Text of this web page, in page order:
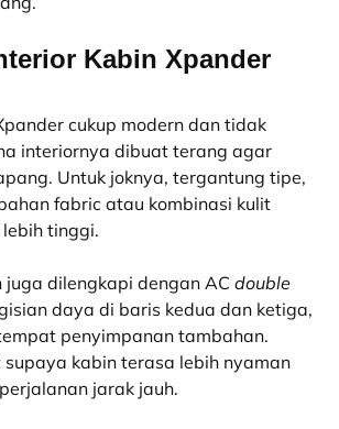
Kabin Xpander
cukup modern dan tidak
interiornya dibuat terang agar
Untuk joknya, tergantung tipe,
fabric atau kombinasi kulit
tinggi.
dilengkapi dengan AC double
daya di baris kedua dan ketiga,
penyimpanan tambahan.
supaya kabin terasa lebih nyaman
jarak jauh.